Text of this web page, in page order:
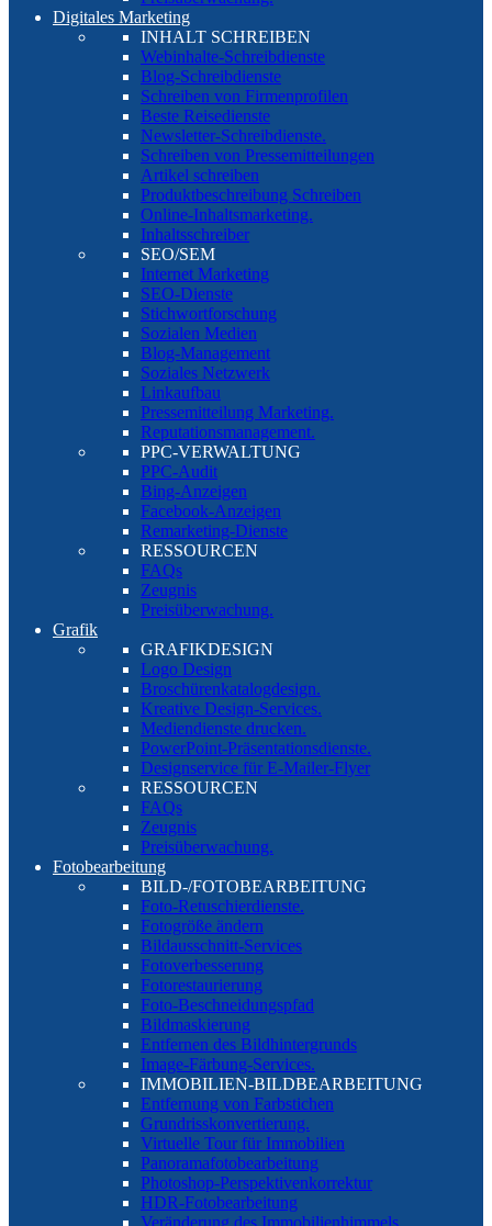
Digitales Marketing
INHALT SCHREIBEN
Webinhalte-Schreibdienste
Blog-Schreibdienste
Schreiben von Firmenprofilen
Beste Reisedienste
Newsletter-Schreibdienste.
Schreiben von Pressemitteilungen
Artikel schreiben
Produktbeschreibung Schreiben
Online-Inhaltsmarketing.
Inhaltsschreiber
SEO/SEM
Internet Marketing
SEO-Dienste
Stichwortforschung
Sozialen Medien
Blog-Management
Soziales Netzwerk
Linkaufbau
Pressemitteilung Marketing.
Reputationsmanagement.
PPC-VERWALTUNG
PPC-Audit
Bing-Anzeigen
Facebook-Anzeigen
Remarketing-Dienste
RESSOURCEN
FAQs
Zeugnis
Preisüberwachung.
Grafik
GRAFIKDESIGN
Logo Design
Broschürenkatalogdesign.
Kreative Design-Services.
Mediendienste drucken.
PowerPoint-Präsentationsdienste.
Designservice für E-Mailer-Flyer
RESSOURCEN
FAQs
Zeugnis
Preisüberwachung.
Fotobearbeitung
BILD-/FOTOBEARBEITUNG
Foto-Retuschierdienste.
Fotogröße ändern
Bildausschnitt-Services
Fotoverbesserung
Fotorestaurierung
Foto-Beschneidungspfad
Bildmaskierung
Entfernen des Bildhintergrunds
Image-Färbung-Services.
IMMOBILIEN-BILDBEARBEITUNG
Entfernung von Farbstichen
Grundrisskonvertierung.
Virtuelle Tour für Immobilien
Panoramafotobearbeitung
Photoshop-Perspektivenkorrektur
HDR-Fotobearbeitung
Veränderung des Immobilienhimmels